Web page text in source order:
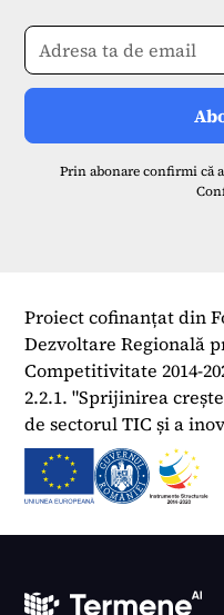
Prin abonare confirmi că
Proiect cofinanțat din
Dezvoltare Regională
Competitivitate 2014-
2.2.1. "Sprijinirea
de sectorul TIC și a